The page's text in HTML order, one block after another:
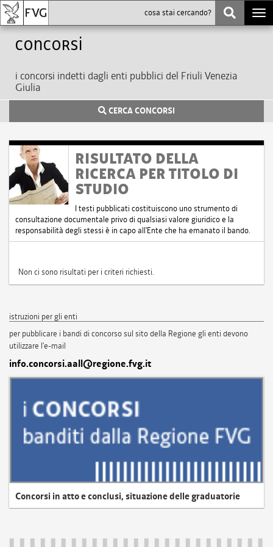
Concorsi
i concorsi indetti dagli enti pubblici del Friuli Venezia
Giulia
CERCA CONCORSI
RISULTATO DELLA
RICERCA PER TITOLO DI
STUDIO
I testi pubblicati costituiscono uno strumento di
consultazione documentale privo di qualsiasi valore giuridico e la
responsabilità degli stessi è in capo all'Ente che ha emanato il bando.
Non ci sono risultati per i criteri richiesti.
istruzioni per gli enti
per pubblicare i bandi di concorso sul sito della Regione gli enti devono
utilizzare l'e-mail
info.concorsi.aall@regione.fvg.it
Concorsi in atto e conclusi, situazione delle graduatorie